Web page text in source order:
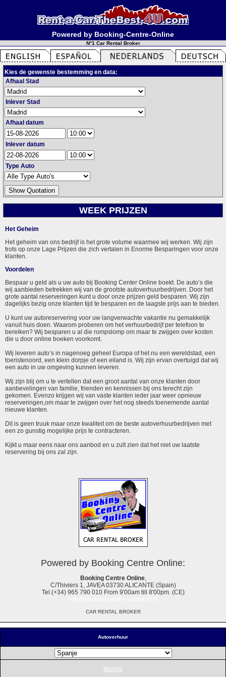
Powered by Booking-Centre-Online
N°1 Car Rental Broker
Autoverhuur
Madrid
Kies de gewenste bestemming en data:
Afhaal Stad
Inlever Stad
Afhaal datum
Inlever datum
Type Auto
WEEK PRIJZEN
Het Geheim
Het geheim van ons bedrijf is het grote volume waarmee wij werken. Wij zijn
trots op onze Lage Prijzen die zich vertalen in Enorme Besparingen voor onze
klanten.
Voordelen
Bespaar u geld als u uw auto bij Booking Center Online boekt. De auto’s die
wij aanbieden betrekken wij van de grootste autoverhuurbedrijven. Door het
grote aantal reserveringen kunt u door onze prijzen geld besparen. Wij zijn
dagelijks bezig onze klanten tijd te besparen en de laagste prijs aan te bieden.
U kunt uw autoreservering voor uw langverwachte vakantie nu gemakkelijk
vanuit huis doen. Waarom proberen om het verhuurbedrijf per telefoon te
bereiken? Wij besparen u al die rompslomp om maar te zwijgen over kosten
die u door online boeken voorkomt.
Wij leveren auto’s in nagenoeg geheel Europa of het nu een wereldstad, een
toeristenoord, een klein dorpje of een eiland is. Wij zijn ervan overtuigd dat wij
een auto in uw omgeving kunnen leveren.
Wij zijn blij om u te vertellen dat een groot aantal van onze klanten door
aanbevelingen van familie, frienden en kennissen bij ons terecht zijn
gekomen. Evenzo krijgen wij van vaste klanten ieder jaar weer opnieuw
reserveringen,om maar te zwijgen over het nog steeds toenemende aantal
nieuwe klanten.
Dit is geen truuk maar onze kwaliteit om de beste autoverhuurbedrijven met
een zo gunstig mogelijke prijs te contracteren.
Kijkt u maar eens naar ons aanbod en u zult zien dat het niet uw laatste
reservering bij ons zal zijn.
Powered by Booking Centre Online:
Booking Centre Online,
C/Thiviers 1, JAVEA 03730 ALICANTE (Spain)
Tel.(+34) 965 790 010 From 9'00am till 8'00pm. (CE)
CAR RENTAL BROKER